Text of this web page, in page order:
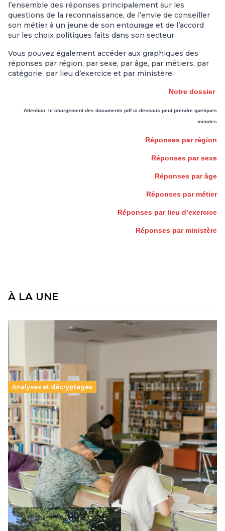
l’ensemble des réponses principalement sur les
questions de la reconnaissance, de l’envie de conseiller
son métier à un jeune de son entourage et de l’accord
sur les choix politiques faits dans son secteur.
Vous pouvez également accéder aux graphiques des
réponses par région, par sexe, par âge, par métiers, par
catégorie, par lieu d’exercice et par ministère.
Notre dossier
Attention, le chargement des documents pdf ci-dessous peut prendre quelques
minutes
Réponses par région
Réponses par sexe
Réponses par âge
Réponses par métier
Réponses par lieu d’exercice
Réponses par ministère
À LA UNE
Analyses et décryptages
Supérieur privé : une dérive qui met à mal la
promesse républicaine
11 juillet 2026-
Le projet de loi sur la régulation de l’enseignement
supérieur privé met en lumière l’amplification d’un système
qui relègue l’acte pédagogique au superfétatoire, voire à…
Lire la suite →